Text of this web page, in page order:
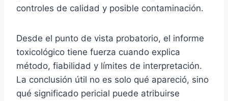
controles de calidad y posible contaminación.
Desde el punto de vista probatorio, el informe
toxicológico tiene fuerza cuando explica
método, fiabilidad y límites de interpretación.
La conclusión útil no es solo qué apareció, sino
qué significado pericial puede atribuirse